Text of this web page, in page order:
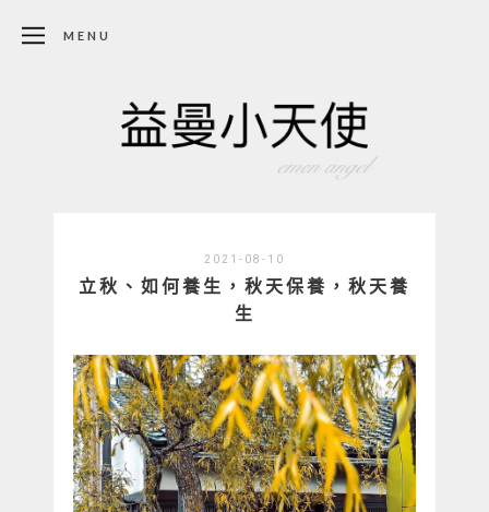
MENU
2021-08-10
立秋、如何養生，秋天保養，秋天養
生